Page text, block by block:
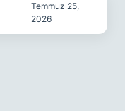
Temmuz 25,
2026